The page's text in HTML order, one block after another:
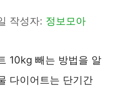
작성자: 정보모아
10kg 빼는 방법을 알
다이어트는 단기간